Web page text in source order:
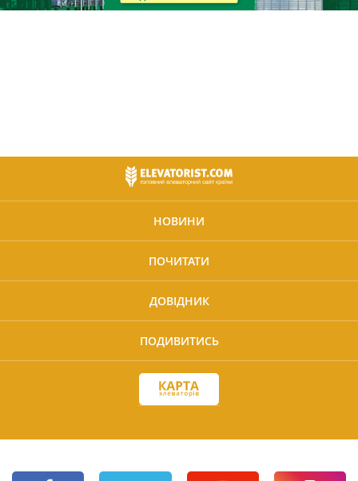
НОВИНИ
ПОЧИТАТИ
ДОВІДНИК
ПОДИВИТИСЬ